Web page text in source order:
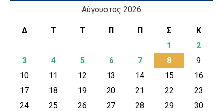
Αύγουστος 2026
Δ Τ Τ Π Π Σ
Κ
1
2
3
4 5 6 7 8
9
10
11 12 13 14 15
16
17
18 19 20 21 22
23
24
25 26 27 28 29
30